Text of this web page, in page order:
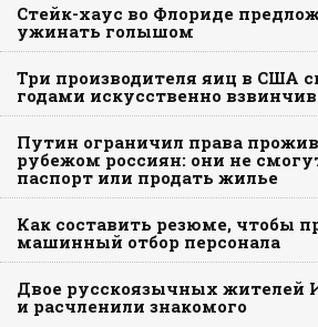
Стейк-хаус во Флориде
ужинать голышом
Три производителя яиц в США
годами искусственно
Путин ограничил права
рубежом россиян: они не
паспорт или продать жилье
Как составить резюме, чтобы
машинный отбор персонала
Двое русскоязычных жителей
и расчленили знакомого